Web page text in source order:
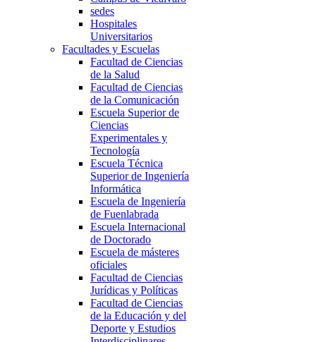
sedes
Hospitales
Universitarios
Facultades y Escuelas
Facultad de Ciencias
de la Salud
Facultad de Ciencias
de la Comunicación
Escuela Superior de
Ciencias
Experimentales y
Tecnología
Escuela Técnica
Superior de Ingeniería
Informática
Escuela de Ingeniería
de Fuenlabrada
Escuela Internacional
de Doctorado
Escuela de másteres
oficiales
Facultad de Ciencias
Jurídicas y Políticas
Facultad de Ciencias
de la Educación y del
Deporte y Estudios